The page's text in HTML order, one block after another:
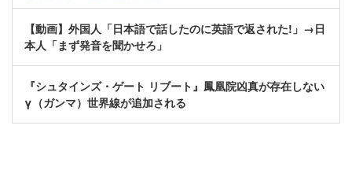
【動画】外国人「日本語で話したのに英語で返された!」→日
本人「まず発音を聞かせろ」
『シュタインズ・ゲート リブート』鳳凰院凶真が存在しない
γ（ガンマ）世界線が追加される